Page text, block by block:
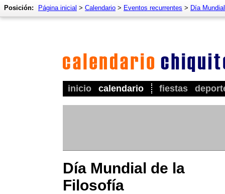
inicio calendario fiestas
Posición: Página inicial > Calendario > Eventos recurrentes > Día
Día Mundial de la
Filosofía